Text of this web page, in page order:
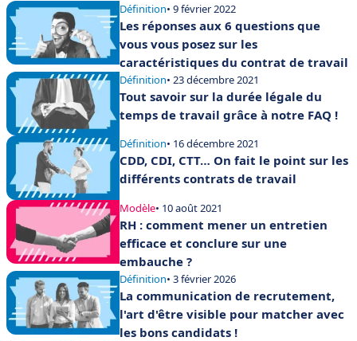
Définition• 9 février 2022
Les réponses aux 6 questions que
vous vous posez sur les
caractéristiques du contrat de travail
Définition• 23 décembre 2021
Tout savoir sur la durée légale du
temps de travail grâce à notre FAQ !
Définition• 16 décembre 2021
CDD, CDI, CTT… On fait le point sur les
différents contrats de travail
Modèle• 10 août 2021
RH : comment mener un entretien
efficace et conclure sur une
embauche ?
Définition• 3 février 2026
La communication de recrutement,
l'art d'être visible pour matcher avec
les bons candidats !